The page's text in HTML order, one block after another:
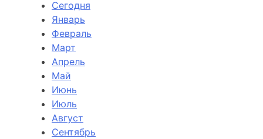
Сегодня
Январь
Февраль
Март
Апрель
Май
Июнь
Июль
Август
Сентябрь